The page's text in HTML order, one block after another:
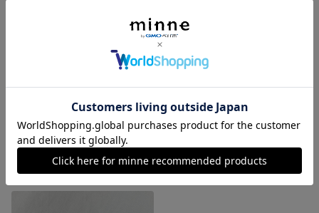
#1-3(small)
展示中